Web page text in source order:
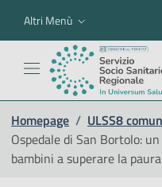
Altri Menù
Homepage / ULSS8
Ospedale di San Bortolo:
bambini a superare la paura